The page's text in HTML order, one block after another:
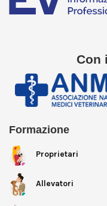
Con
Formazione
Proprietari
Allevatori